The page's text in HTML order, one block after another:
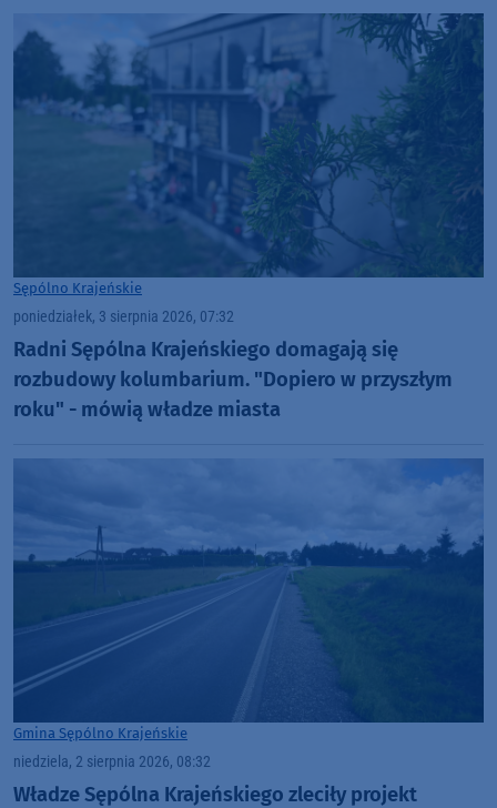
Sępólno Krajeńskie
poniedziałek, 3 sierpnia 2026, 07:32
Radni Sępólna Krajeńskiego domagają się
rozbudowy kolumbarium. "Dopiero w przyszłym
roku" - mówią władze miasta
Gmina Sępólno Krajeńskie
niedziela, 2 sierpnia 2026, 08:32
Władze Sępólna Krajeńskiego zleciły projekt